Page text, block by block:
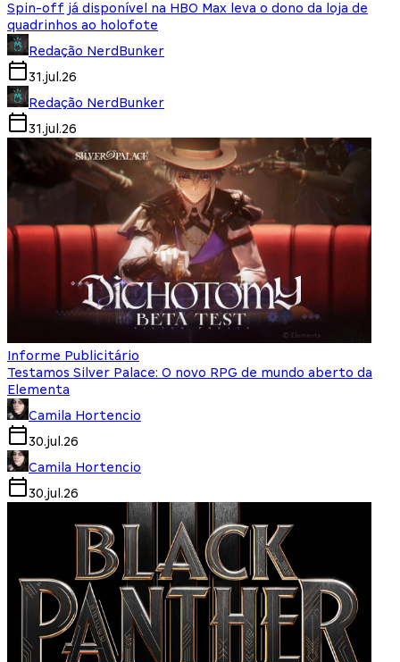
Spin-off já disponível na HBO Max leva o dono da loja de
quadrinhos ao holofote
Redação NerdBunker
31.jul.26
Redação NerdBunker
31.jul.26
Informe Publicitário
Testamos Silver Palace: O novo RPG de mundo aberto da
Elementa
Camila Hortencio
30.jul.26
Camila Hortencio
30.jul.26